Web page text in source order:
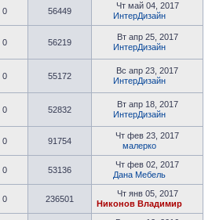
0 56449
Чт май 04, 2017
ИнтерДизайн
0 56219
Вт апр 25, 2017
ИнтерДизайн
0 55172
Вс апр 23, 2017
ИнтерДизайн
0 52832
Вт апр 18, 2017
ИнтерДизайн
0 91754
Чт фев 23, 2017
малерко
0 53136
Чт фев 02, 2017
Дана Мебель
0 236501
Чт янв 05, 2017
Никонов Владимир